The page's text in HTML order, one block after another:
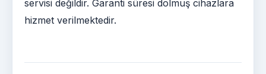
servisi değildir. Garanti süresi dolmuş cihazlara
hizmet verilmektedir.